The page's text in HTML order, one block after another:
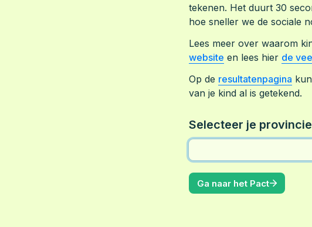
tekenen. Het duurt 30
hoe sneller we de sociale
Lees meer over waarom
website en lees hier de
Op de resultatenpagina
van je kind al is getekend.
Selecteer je provincie
Ga naar het Pact